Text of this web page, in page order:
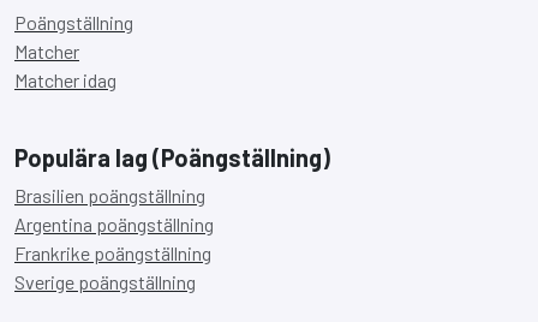
Poängställning
Matcher
Matcher idag
Populära lag (Poängställning)
Brasilien poängställning
Argentina poängställning
Frankrike poängställning
Sverige poängställning